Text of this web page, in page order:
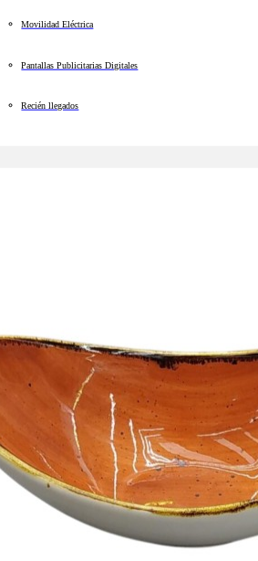
Movilidad Eléctrica
Pantallas Publicitarias Digitales
Recién llegados